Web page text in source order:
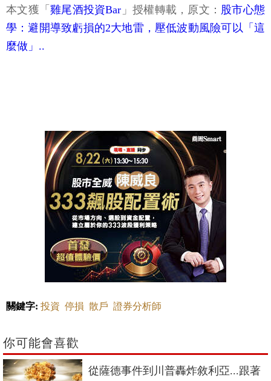
本文獲「雞尾酒投資Bar 」授權轉載，原文： 股市心態
學：避開導致虧損的2大地雷，壓低波動風險可以「這
麼做」..
關鍵字: 投資 停損 散戶 證券分析師
你可能會喜歡
從薩德事件到川普轟炸敘利亞...跟著